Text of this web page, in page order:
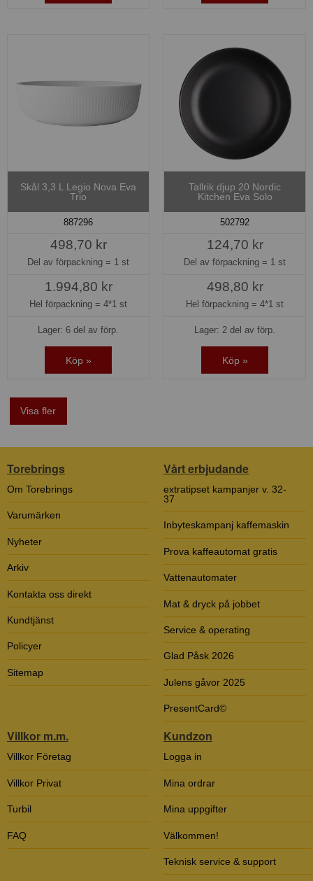
Skål 3,3 L Legio Nova Eva
Trio
887296
498,70 kr
Del av förpackning = 1 st
1.994,80 kr
Hel förpackning = 4*1 st
Lager: 6 del av förp.
Köp »
Tallrik djup 20 Nordic
Kitchen Eva Solo
502792
124,70 kr
Del av förpackning = 1 st
498,80 kr
Hel förpackning = 4*1 st
Lager: 2 del av förp.
Köp »
Visa fler
Torebrings
Om Torebrings
Varumärken
Nyheter
Arkiv
Kontakta oss direkt
Kundtjänst
Policyer
Sitemap
Vårt erbjudande
extratipset kampanjer v. 32-
37
Inbyteskampanj kaffemaskin
Prova kaffeautomat gratis
Vattenautomater
Mat & dryck på jobbet
Service & operating
Glad Påsk 2026
Julens gåvor 2025
PresentCard©
Villkor m.m.
Villkor Företag
Villkor Privat
Turbil
FAQ
Kundzon
Logga in
Mina ordrar
Mina uppgifter
Välkommen!
Teknisk service & support